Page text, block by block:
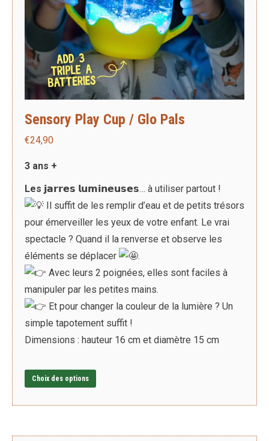
page
du
Sensory Play Cup / Glo Pals
€24,90
3 ans +
Les 𝗷𝗮𝗿𝗿𝗲𝘀 𝗹𝘂𝗺𝗶𝗻𝗲𝘂𝘀𝗲𝘀… à utiliser partout !
Il suffit de les remplir d’eau et de petits trésors
pour émerveiller les yeux de votre enfant. Le vrai
spectacle ? Quand il la renverse et observe les
éléments se déplacer
.
Avec leurs 2 poignées, elles sont faciles à
manipuler par les petites mains.
Et pour changer la couleur de la lumière ? Un
simple tapotement suffit !
Dimensions : hauteur 16 cm et diamètre 15 cm
Choix des options